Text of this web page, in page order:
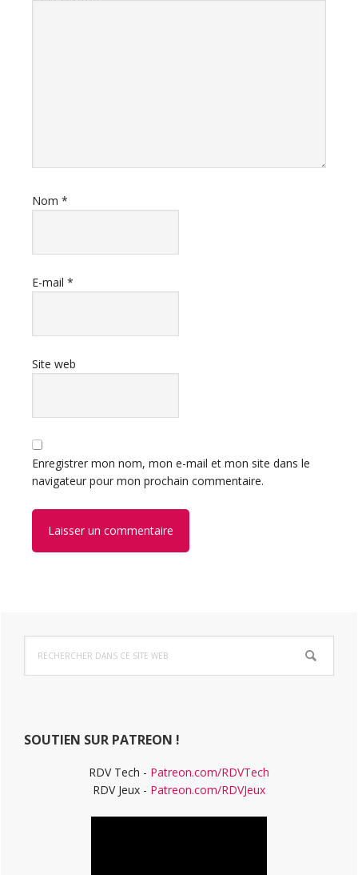
Nom *
E-mail *
Site web
Enregistrer mon nom, mon e-mail et mon site dans le
navigateur pour mon prochain commentaire.
Barre
latérale
dans
ce
SOUTIEN SUR PATREON !
RDV Tech - Patreon.com/RDVTech
RDV Jeux - Patreon.com/RDVJeux